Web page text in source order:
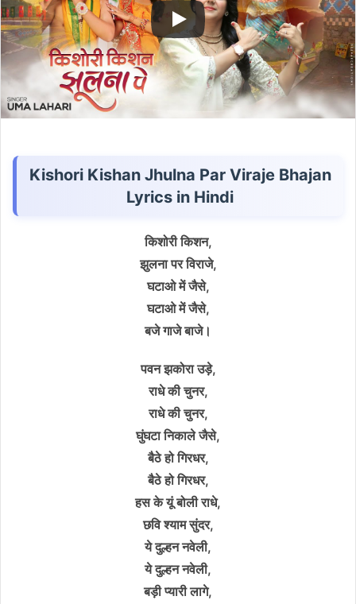
Kishori Kishan Jhulna Par Viraje Bhajan
Lyrics in Hindi
किशोरी किशन,
झुलना पर विराजे,
घटाओ में जैसे,
घटाओ में जैसे,
बजे गाजे बाजे।
पवन झकोरा उड़े,
राधे की चुनर,
राधे की चुनर,
घुंघटा निकाले जैसे,
बैठे हो गिरधर,
बैठे हो गिरधर,
हस के यूं बोली राधे,
छवि श्याम सुंदर,
ये दुल्हन नवेली,
ये दुल्हन नवेली,
बड़ी प्यारी लागे,